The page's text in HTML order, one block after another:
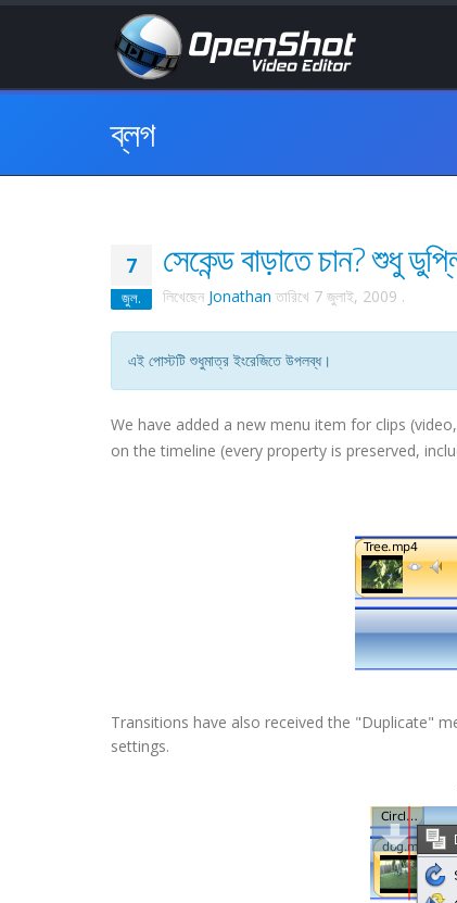
ব্লগ
7
জুল.
সেকেন্ড বাড়াতে চান? শুধু
লিখেছেন Jonathan তারিখে 7 জুলাই, 2009 .
এই পোস্টটি শুধুমাত্র ইংরেজিতে উপলব্ধ।
We have added a new menu item for clips
on the timeline (every property is preserved,
Transitions have also received the "Duplicate"
settings.